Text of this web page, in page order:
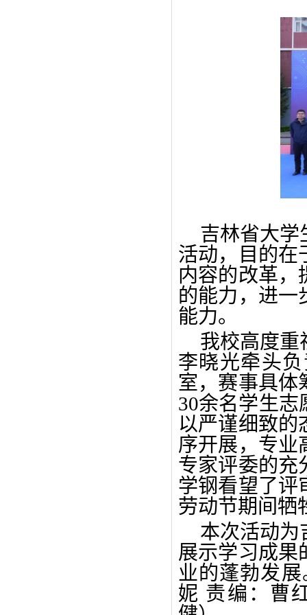
吉林省大学
活动，目的在
内容的改革，
的能力，进一
能力。
我校高度重
李晓光牵头
室，赛事具体
30余名学生
以严谨细致的
序开展，专业
专家评委的充
学钢看望了评
劳动节期间牺
本次活动为
展示学习成果
业的蓬勃发
妮 责编：曹